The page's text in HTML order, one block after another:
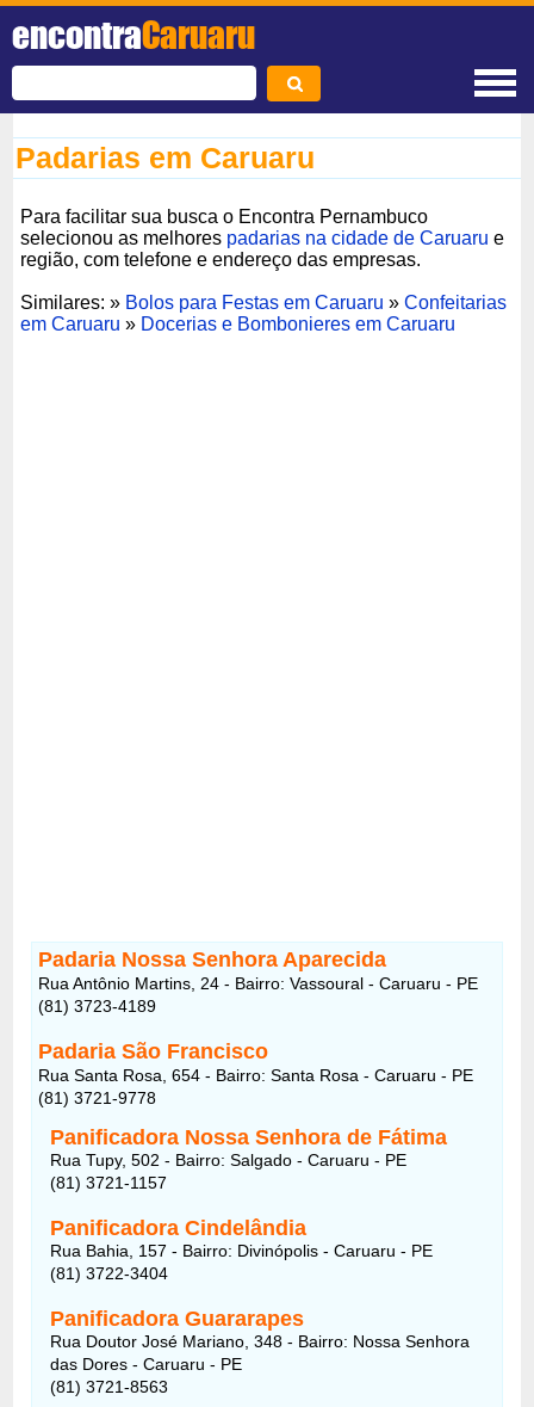
encontraCaruaru
Padarias em Caruaru
Para facilitar sua busca o Encontra Pernambuco
selecionou as melhores padarias na cidade de Caruaru e
região, com telefone e endereço das empresas.
Similares: » Bolos para Festas em Caruaru »Confeitarias
em Caruaru » Docerias e Bombonieres em Caruaru
Padaria Nossa Senhora Aparecida
Rua Antônio Martins, 24 - Bairro: Vassoural - Caruaru - PE
(81) 3723-4189
Padaria São Francisco
Rua Santa Rosa, 654 - Bairro: Santa Rosa - Caruaru - PE
(81) 3721-9778
Panificadora Nossa Senhora de Fátima
Rua Tupy, 502 - Bairro: Salgado - Caruaru - PE
(81) 3721-1157
Panificadora Cindelândia
Rua Bahia, 157 - Bairro: Divinópolis - Caruaru - PE
(81) 3722-3404
Panificadora Guararapes
Rua Doutor José Mariano, 348 - Bairro: Nossa Senhora
das Dores - Caruaru - PE
(81) 3721-8563